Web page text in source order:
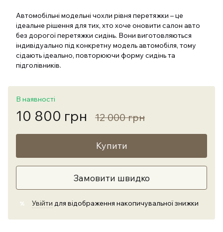
Автомобільні модельні чохли рівня перетяжки – це
ідеальне рішення для тих, хто хоче оновити салон авто
без дорогої перетяжки сидінь. Вони виготовляються
індивідуально під конкретну модель автомобіля, тому
сідають ідеально, повторюючи форму сидінь та
підголівників.
В наявності
10 800 грн 12 000 грн
Купити
Замовити швидко
% Увійти для відображення накопичувальної знижки